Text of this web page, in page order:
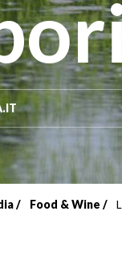
Food & Wine